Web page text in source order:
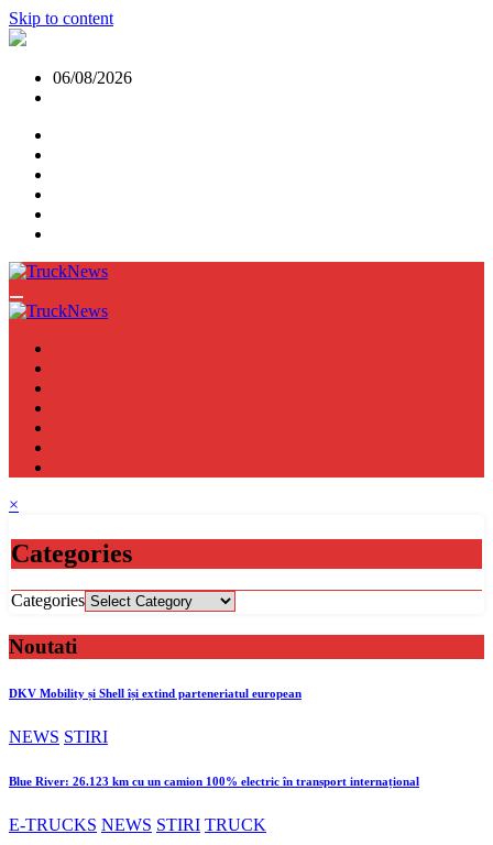
Skip to content
06/08/2026
×
Categories
Categories
Noutati
DKV Mobility și Shell își extind parteneriatul european
NEWS STIRI
Blue River: 26.123 km cu un camion 100% electric în transport internațional
E-TRUCKS NEWS STIRI TRUCK